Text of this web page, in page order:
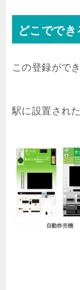
どこででき
この登録がで
駅に設置され